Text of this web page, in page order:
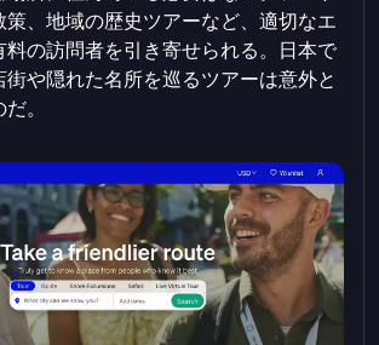
策、地域の歴史ツアーなど、適切なエ
料の訪問者を引き寄せられる。日本で
街や隠れた名所を巡るツアーは意外と
。